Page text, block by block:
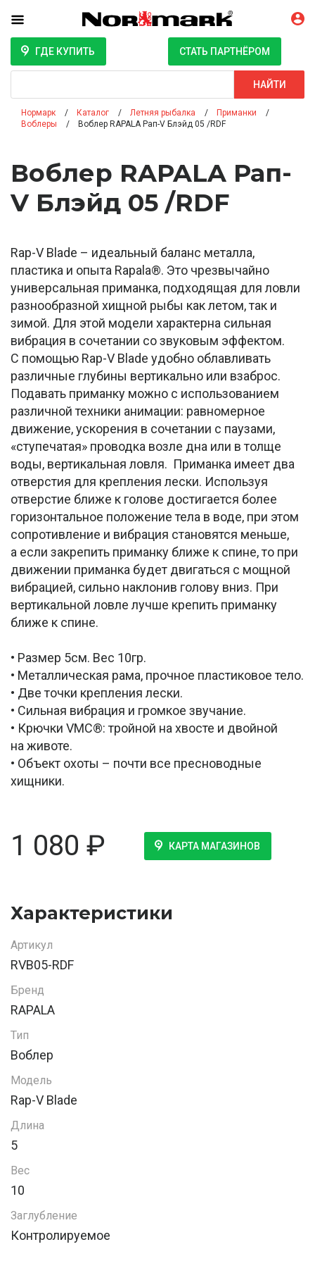
ГДЕ КУПИТЬ СТАТЬ ПАРТНЁРОМ
НАЙТИ
Нормарк Каталог Летняя рыбалка
Приманки
Воблеры
Воблер RAPALA Рап-V Блэйд 05 /RDF
Воблер RAPALA Рап-
V Блэйд 05 /RDF
Rap-V Blade – идеальный баланс металла,
пластика и опыта Rapala®. Это чрезвычайно
универсальная приманка, подходящая для ловли
разнообразной хищной рыбы как летом, так и
зимой. Для этой модели характерна сильная
вибрация в сочетании со звуковым эффектом.
С помощью Rap-V Blade удобно облавливать
различные глубины вертикально или взаброс.
Подавать приманку можно с использованием
различной техники анимации: равномерное
движение, ускорения в сочетании с паузами,
«ступечатая» проводка возле дна или в толще
воды, вертикальная ловля. Приманка имеет два
отверстия для крепления лески. Используя
отверстие ближе к голове достигается более
горизонтальное положение тела в воде, при этом
сопротивление и вибрация становятся меньше,
а если закрепить приманку ближе к спине, то при
движении приманка будет двигаться с мощной
вибрацией, сильно наклонив голову вниз. При
вертикальной ловле лучше крепить приманку
ближе к спине.
• Размер 5см. Вес 10гр.
• Металлическая рама, прочное пластиковое тело.
• Две точки крепления лески.
• Сильная вибрация и громкое звучание.
• Крючки VMC®: тройной на хвосте и двойной
на животе.
• Объект охоты – почти все пресноводные
хищники.
1 080 ₽ КАРТА МАГАЗИНОВ
Характеристики
Артикул
RVB05-RDF
Бренд
RAPALA
Тип
Воблер
Модель
Rap-V Blade
Длина
5
Вес
10
Заглубление
Контролируемое